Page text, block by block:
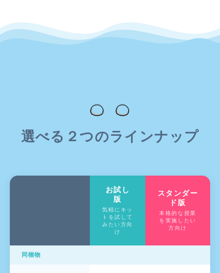
選べる２つのラインナップ
お試し
版
気軽にキッ
トを試して
みたい方向
け
スタンダー
ド版
本格的な授業
を実施したい
方向け
同梱物